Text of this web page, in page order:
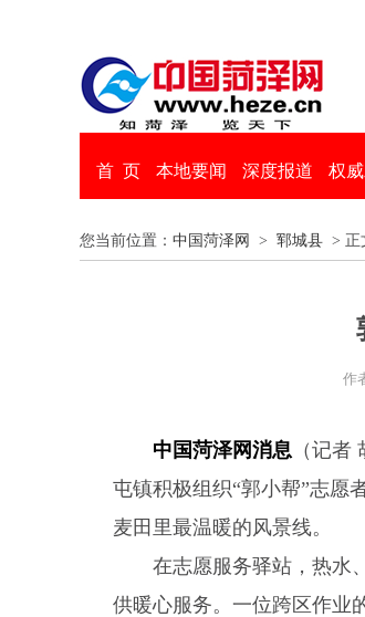
首 页 本地要闻 深度报道 权
您当前位置： 中国菏泽网 > 郓城县 > 正
作
中国菏泽网消息 （记
屯镇积极组织“郭小帮”志愿
麦田里最温暖的风景线。
在志愿服务驿站，热水
供暖心服务。一位跨区作业